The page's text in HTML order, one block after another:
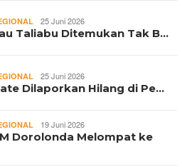
25 Juni 2026
Taliabu Ditemukan Tak B…
25 Juni 2026
Dilaporkan Hilang di Pe…
19 Juni 2026
Dorolonda Melompat ke